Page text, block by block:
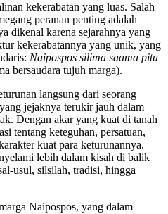
kekerabatan yang luas. Salah
peranan penting adalah
dikenal karena sejarahnya yang
kekerabatannya yang unik, yang
Naipospos silima saama pitu
bersaudara tujuh marga).
langsung dari seorang
jejaknya terukir jauh dalam
Dengan akar yang kuat di tanah
tentang keteguhan, persatuan,
kuat para keturunannya.
lebih dalam kisah di balik
usul, silsilah, tradisi, hingga
Naipospos, yang dalam